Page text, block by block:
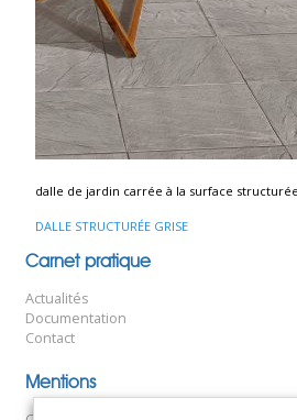
dalle de jardin carrée à la surface
Navigation
de
l’article
DALLE STRUCTURÉE GRISE
Carnet pratique
Actualités
Documentation
Contact
Mentions